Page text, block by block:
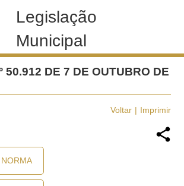
Legislação
Municipal
50.912 DE 7 DE OUTUBRO DE
Voltar Imprimir